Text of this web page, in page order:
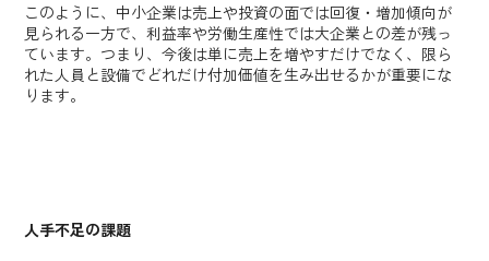
このように、中小企業は売上や投資の面では回復・増加傾向が
見られる一方で、利益率や労働生産性では大企業との差が残っ
ています。つまり、今後は単に売上を増やすだけでなく、限ら
れた人員と設備でどれだけ付加価値を生み出せるかが重要にな
ります。
人手不足の課題